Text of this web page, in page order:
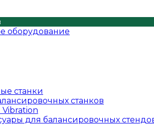
оборудование
станки
станков
для балансировочных